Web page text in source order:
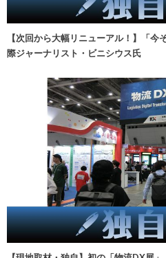
【次回から大幅リニューアル！】「
際ジャーナリスト・ビニシウス氏